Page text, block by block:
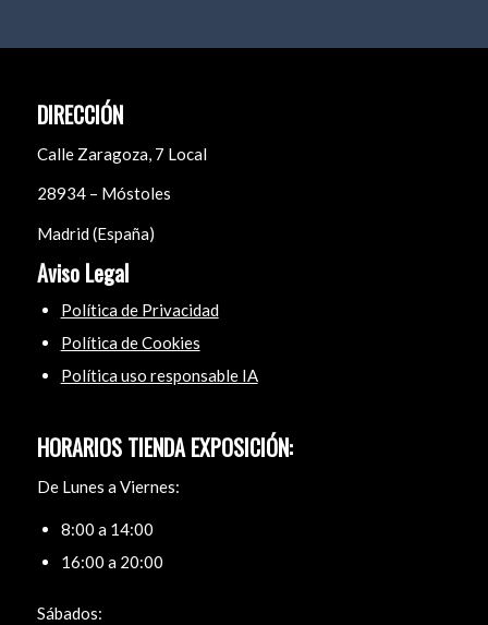
DIRECCIÓN
Calle Zaragoza, 7 Local
28934 – Móstoles
Madrid (España)
Aviso Legal
Política de Privacidad
Política de Cookies
Política uso responsable IA
HORARIOS TIENDA EXPOSICIÓN:
De Lunes a Viernes:
8:00 a 14:00
16:00 a 20:00
Sábados: